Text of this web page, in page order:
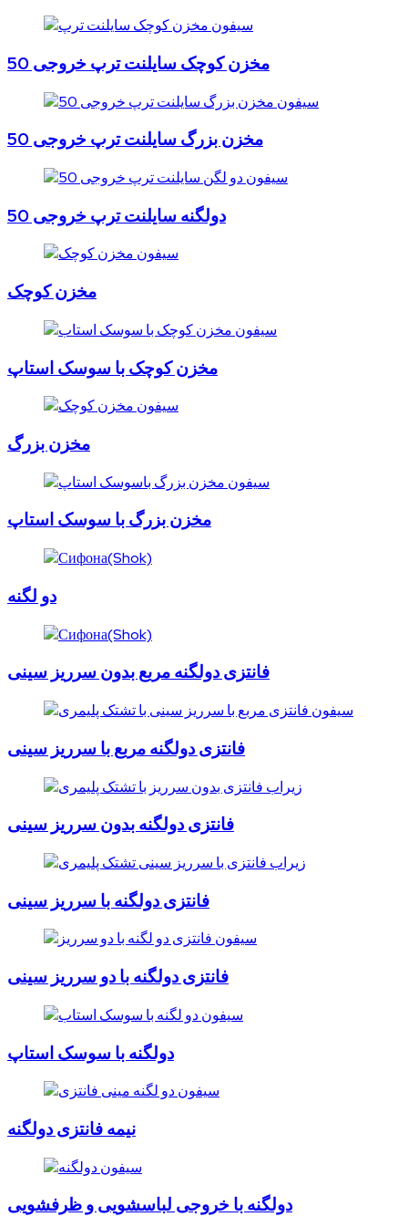
مخزن کوچک سایلنت ترپ خروجی 50
مخزن بزرگ سایلنت ترپ خروجی 50
دولگنه سایلنت ترپ خروجی 50
مخزن کوچک
مخزن کوچک با سوسک استاپ
مخزن بزرگ
مخزن بزرگ با سوسک استاپ
دو لگنه
فانتزی دولگنه مربع بدون سرریز سینی
فانتزی دولگنه مربع با سرریز سینی
فانتزی دولگنه بدون سرریز سینی
فانتزی دولگنه با سرریز سینی
فانتزی دولگنه با دو سرریز سینی
دولگنه با سوسک استاپ
نیمه فانتزی دولگنه
دولگنه با خروجی لباسشویی و ظرفشویی